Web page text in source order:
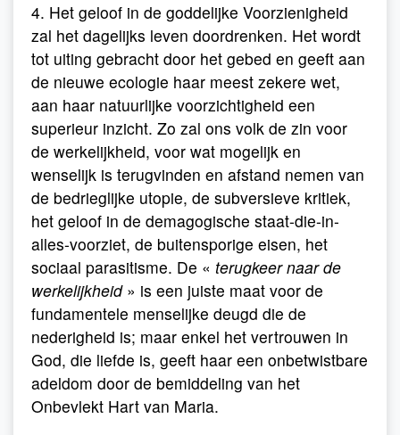
4. Het geloof in de goddelijke Voorzienigheid
zal het dagelijks leven doordrenken. Het wordt
tot uiting gebracht door het gebed en geeft aan
de nieuwe ecologie haar meest zekere wet,
aan haar natuurlijke voorzichtigheid een
superieur inzicht. Zo zal ons volk de zin voor
de werkelijkheid, voor wat mogelijk en
wenselijk is terugvinden en afstand nemen van
de bedrieglijke utopie, de subversieve kritiek,
het geloof in de demagogische staat-die-in-
alles-voorziet, de buitensporige eisen, het
sociaal parasitisme. De « terugkeer naar de
werkelijkheid » is een juiste maat voor de
fundamentele menselijke deugd die de
nederigheid is; maar enkel het vertrouwen in
God, die liefde is, geeft haar een onbetwistbare
adeldom door de bemiddeling van het
Onbevlekt Hart van Maria.